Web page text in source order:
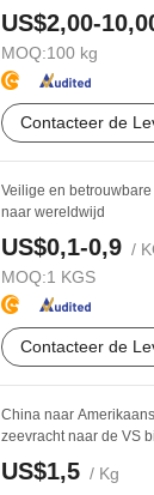
vanuit China
US$2,00-
MOQ:100 kg
Contacteer de
Veilige en
naar wereldwijd
US$0,1-0,9 /
MOQ:1 KGS
Contacteer de
China naar
zeevracht naar de VS
US$1,5 / Kg